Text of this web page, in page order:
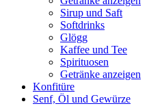
Sirup und Saft
Softdrinks
Glögg
Kaffee und Tee
Spirituosen
Getränke anzeigen
Konfitüre
Senf, Öl und Gewürze